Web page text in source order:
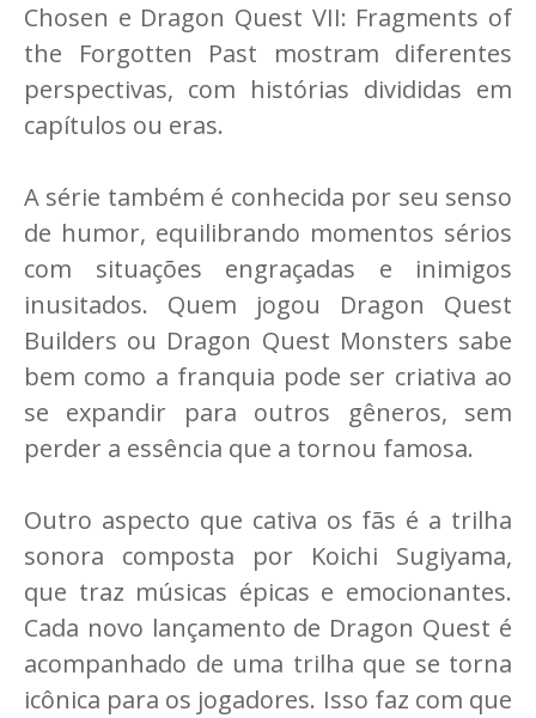
Chosen e Dragon Quest VII: Fragments of
the Forgotten Past mostram diferentes
perspectivas, com histórias divididas em
capítulos ou eras.
A série também é conhecida por seu senso
de humor, equilibrando momentos sérios
com situações engraçadas e inimigos
inusitados. Quem jogou Dragon Quest
Builders ou Dragon Quest Monsters sabe
bem como a franquia pode ser criativa ao
se expandir para outros gêneros, sem
perder a essência que a tornou famosa.
Outro aspecto que cativa os fãs é a trilha
sonora composta por Koichi Sugiyama,
que traz músicas épicas e emocionantes.
Cada novo lançamento de Dragon Quest é
acompanhado de uma trilha que se torna
icônica para os jogadores. Isso faz com que